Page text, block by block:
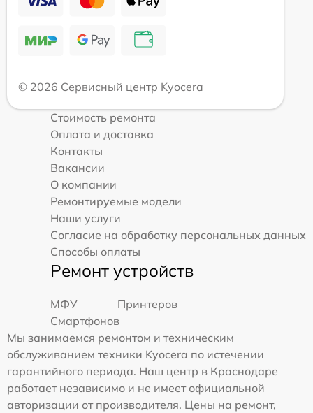
© 2026 Сервисный центр Kyocera
Стоимость ремонта
Оплата и доставка
Контакты
Вакансии
О компании
Ремонтируемые модели
Наши услуги
Согласие на обработку персональных данных
Способы оплаты
Ремонт устройств
МФУ
Принтеров
Смартфонов
Мы занимаемся ремонтом и техническим
обслуживанием техники Kyocera по истечении
гарантийного периода. Наш центр в Краснодаре
работает независимо и не имеет официальной
авторизации от производителя. Цены на ремонт,